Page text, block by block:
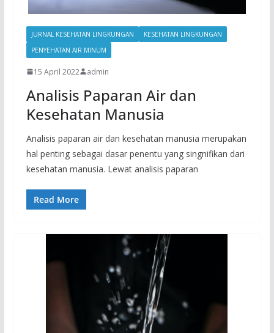
JURNAL KESEHATAN LINGKUNGAN
KESEHATAN LINGKUNGAN
PENYEHATAN AIR MINUM
15 April 2022 admin
Analisis Paparan Air dan
Kesehatan Manusia
Analisis paparan air dan kesehatan manusia merupakan
hal penting sebagai dasar penentu yang singnifikan dari
kesehatan manusia. Lewat analisis paparan
Read More